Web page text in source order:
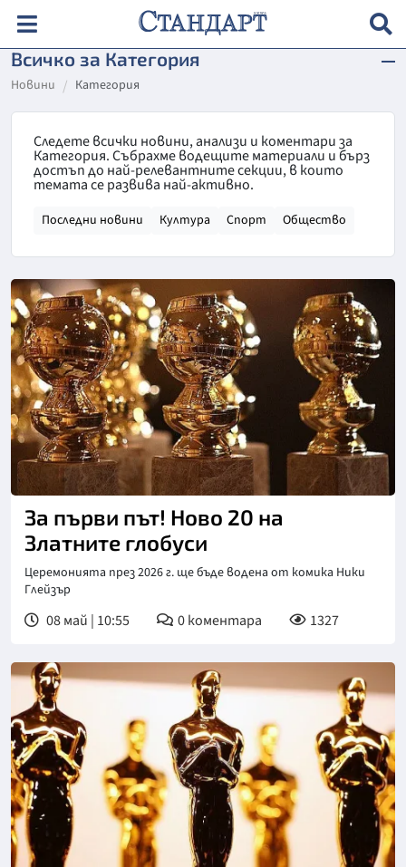
Всичко за Категория
Новини Категория
Следете всички новини, анализи и коментари за
Категория. Събрахме водещите материали и бърз
достъп до най-релевантните секции, в които
темата се развива най-активно.
Последни новини Култура Спорт Общество
За първи път! Ново 20 на
Златните глобуси
Церемонията през 2026 г. ще бъде водена от комика Ники
Глейзър
08 май | 10:55 0коментара 1327